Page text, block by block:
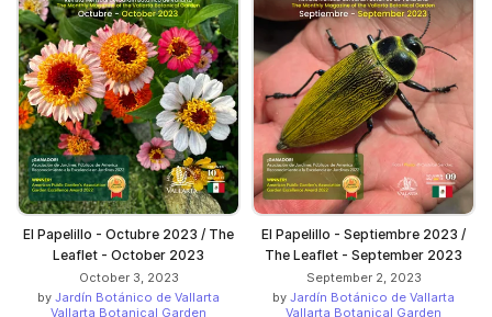
El Papelillo - Octubre 2023 / The
Leaflet - October 2023
October 3, 2023
by Jardín Botánico de Vallarta
Vallarta Botanical Garden
El Papelillo - Septiembre 2023 /
The Leaflet - September 2023
September 2, 2023
by Jardín Botánico de Vallarta
Vallarta Botanical Garden